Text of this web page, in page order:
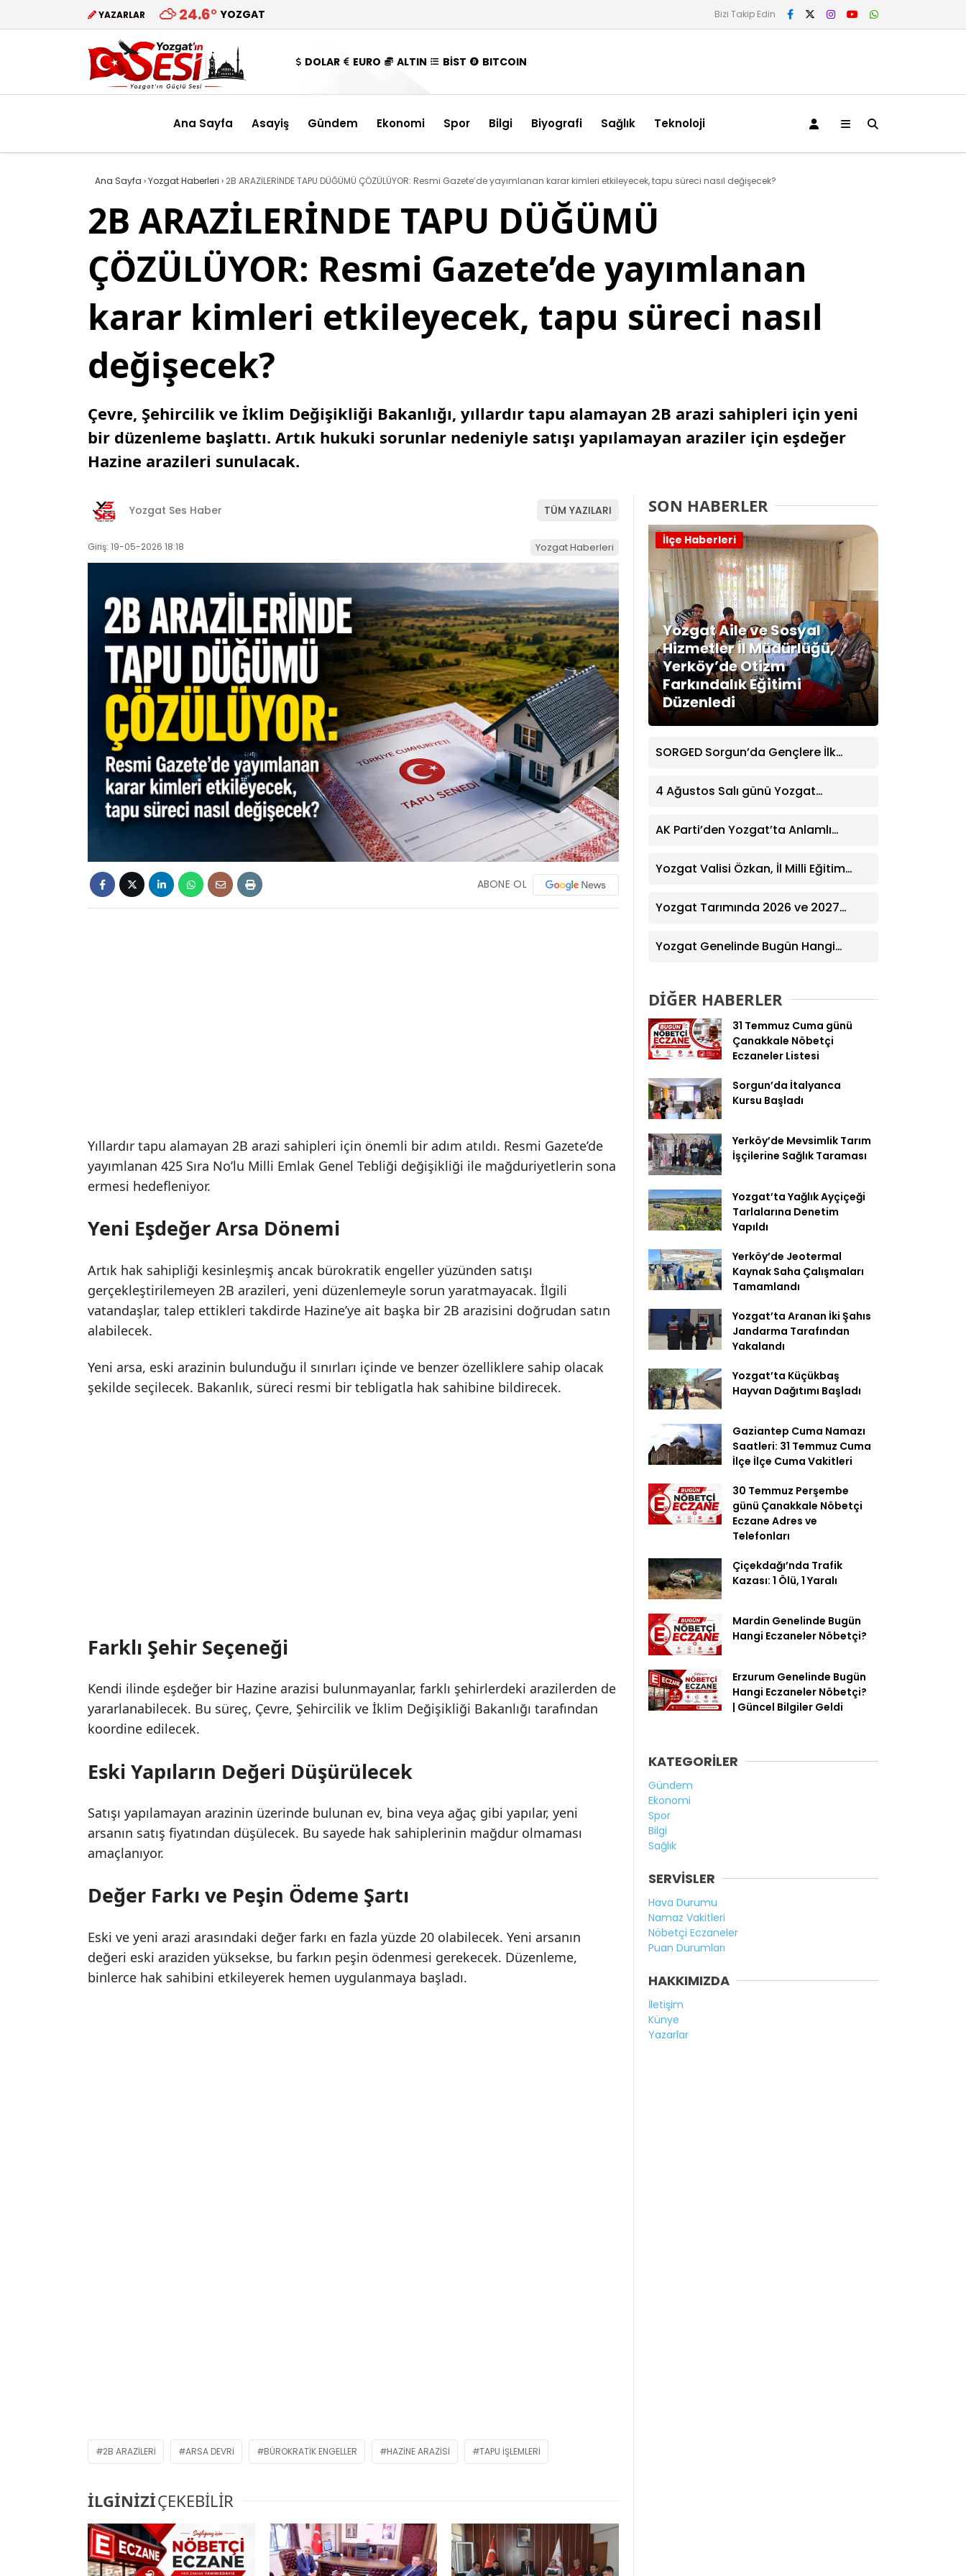
YAZARLAR 24.6° YOZGAT Bizi Takip Edin
DOLAR EURO ALTIN BİST BITCOIN
Ana Sayfa Asayiş Gündem Ekonomi Spor Bilgi Biyografi Sağlık Teknoloji
Ana Sayfa ›Yozgat Haberleri › 2B ARAZİLERİNDE TAPU DÜĞÜMÜ ÇÖZÜLÜYOR: Resmi Gazete’de yayımlanan karar kimleri etkileyecek, tapu süreci nasıl değişecek?
2B ARAZİLERİNDE TAPU DÜĞÜMÜ
ÇÖZÜLÜYOR: Resmi Gazete’de yayımlanan
karar kimleri etkileyecek, tapu süreci nasıl
değişecek?
Çevre, Şehircilik ve İklim Değişikliği Bakanlığı, yıllardır tapu alamayan 2B arazi sahipleri için yeni
bir düzenleme başlattı. Artık hukuki sorunlar nedeniyle satışı yapılamayan araziler için eşdeğer
Hazine arazileri sunulacak.
Yozgat Ses Haber TÜM YAZILARI
Giriş: 19-05-2026 18:18 Yozgat Haberleri
ABONE OL
Yıllardır tapu alamayan 2B arazi sahipleri için önemli bir adım atıldı. Resmi Gazete’de
yayımlanan 425 Sıra No’lu Milli Emlak Genel Tebliği değişikliği ile mağduriyetlerin sona
ermesi hedefleniyor.
Yeni Eşdeğer Arsa Dönemi
Artık hak sahipliği kesinleşmiş ancak bürokratik engeller yüzünden satışı
gerçekleştirilemeyen 2B arazileri, yeni düzenlemeyle sorun yaratmayacak. İlgili
vatandaşlar, talep ettikleri takdirde Hazine’ye ait başka bir 2B arazisini doğrudan satın
alabilecek.
Yeni arsa, eski arazinin bulunduğu il sınırları içinde ve benzer özelliklere sahip olacak
şekilde seçilecek. Bakanlık, süreci resmi bir tebligatla hak sahibine bildirecek.
Farklı Şehir Seçeneği
Kendi ilinde eşdeğer bir Hazine arazisi bulunmayanlar, farklı şehirlerdeki arazilerden de
yararlanabilecek. Bu süreç, Çevre, Şehircilik ve İklim Değişikliği Bakanlığı tarafından
koordine edilecek.
Eski Yapıların Değeri Düşürülecek
Satışı yapılamayan arazinin üzerinde bulunan ev, bina veya ağaç gibi yapılar, yeni
arsanın satış fiyatından düşülecek. Bu sayede hak sahiplerinin mağdur olmaması
amaçlanıyor.
Değer Farkı ve Peşin Ödeme Şartı
Eski ve yeni arazi arasındaki değer farkı en fazla yüzde 20 olabilecek. Yeni arsanın
değeri eski araziden yüksekse, bu farkın peşin ödenmesi gerekecek. Düzenleme,
binlerce hak sahibini etkileyerek hemen uygulanmaya başladı.
2B ARAZILERI ARSA DEVRI BÜROKRATIK ENGELLER HAZINE ARAZISI TAPU IŞLEMLERI
İLGİNİZİÇEKEBİLİR
SON HABERLER
Yozgat Aile ve Sosyal
Hizmetler İl Müdürlüğü,
Yerköy’de Otizm
Farkındalık Eğitimi
Düzenledi
İlçe Haberleri
SORGED Sorgun’da Gençlere İlk
4 Ağustos Salı günü Yozgat
Eczane
AK Parti’den Yozgat’ta Anlamlı
Dernek Üyeleriyle Buluştu
Yozgat Valisi Özkan, İl Milli Eğitim
Yozgat Tarımında 2026 ve 2027
Yozgat Genelinde Bugün Hangi
DİĞER HABERLER
31 Temmuz Cuma günü
Çanakkale Nöbetçi
Eczaneler Listesi
Sorgun’da İtalyanca
Kursu Başladı
Yerköy’de Mevsimlik Tarım
İşçilerine Sağlık Taraması
Yozgat’ta Yağlık Ayçiçeği
Tarlalarına Denetim
Yapıldı
Yerköy’de Jeotermal
Kaynak Saha Çalışmaları
Tamamlandı
Yozgat’ta Aranan İki Şahıs
Jandarma Tarafından
Yakalandı
Yozgat’ta Küçükbaş
Hayvan Dağıtımı Başladı
Gaziantep Cuma Namazı
Saatleri: 31 Temmuz Cuma
İlçe İlçe Cuma Vakitleri
30 Temmuz Perşembe
günü Çanakkale Nöbetçi
Eczane Adres ve
Telefonları
Çiçekdağı’nda Trafik
Kazası: 1 Ölü, 1 Yaralı
Mardin Genelinde Bugün
Hangi Eczaneler Nöbetçi?
Erzurum Genelinde Bugün
Hangi Eczaneler Nöbetçi?
| Güncel Bilgiler Geldi
KATEGORİLER
Gündem
Ekonomi
Spor
Bilgi
Sağlık
SERVİSLER
Hava Durumu
Namaz Vakitleri
Nöbetçi Eczaneler
Puan Durumları
HAKKIMIZDA
İletişim
Künye
Yazarlar